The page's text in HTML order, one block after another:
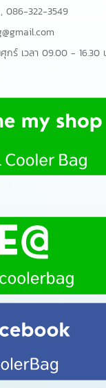
, 086-322-3549
กร์ เวลา 09.00 - 16.30